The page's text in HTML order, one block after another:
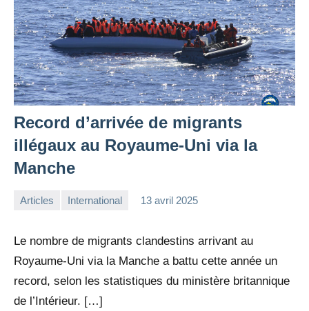
Record d’arrivée de migrants
illégaux au Royaume-Uni via la
Manche
Articles International 13 avril 2025
Le nombre de migrants clandestins arrivant au
Royaume-Uni via la Manche a battu cette année un
record, selon les statistiques du ministère britannique
de l’Intérieur. […]